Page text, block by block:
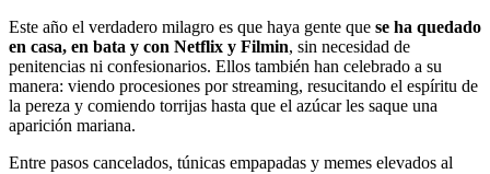
Este año el verdadero milagro es que haya gente que se ha quedado
en casa, en bata y con Netflix y Filmin, sin necesidad de
penitencias ni confesionarios. Ellos también han celebrado a su
manera: viendo procesiones por streaming, resucitando el espíritu de
la pereza y comiendo torrijas hasta que el azúcar les saque una
aparición mariana.
Entre pasos cancelados, túnicas empapadas y memes elevados al